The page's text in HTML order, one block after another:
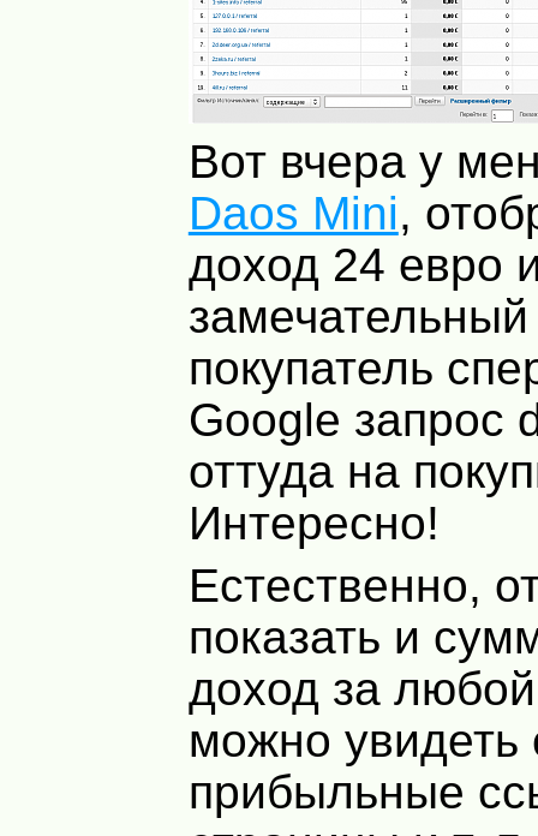
Вот вчера у
Daos Mini,
доход 24 евро
покупатель
Google запрос
оттуда на
Интересно!
Естественно,
показать и
доход за
можно
прибыльные